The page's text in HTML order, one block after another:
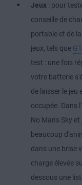
Jeux : pour
conseille de
portable et de
jeux, tels que
test : une fois
votre batterie
de laisser le jeu
occupée. Dans
No Man's Sky
beaucoup
dans une brise
charge élevée
dessous une